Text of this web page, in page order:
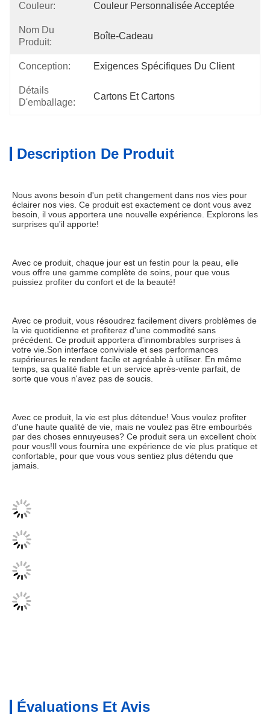
Couleur: Couleur Personnalisée Acceptée
Nom Du
Produit:
Boîte-Cadeau
Conception: Exigences Spécifiques Du Client
Détails
D'emballage:
Cartons Et Cartons
Description De Produit
Nous avons besoin d'un petit changement dans nos vies pour
éclairer nos vies. Ce produit est exactement ce dont vous avez
besoin, il vous apportera une nouvelle expérience. Explorons les
surprises qu'il apporte!
Avec ce produit, chaque jour est un festin pour la peau, elle
vous offre une gamme complète de soins, pour que vous
puissiez profiter du confort et de la beauté!
Avec ce produit, vous résoudrez facilement divers problèmes de
la vie quotidienne et profiterez d'une commodité sans
précédent. Ce produit apportera d'innombrables surprises à
votre vie.Son interface conviviale et ses performances
supérieures le rendent facile et agréable à utiliser. En même
temps, sa qualité fiable et un service après-vente parfait, de
sorte que vous n'avez pas de soucis.
Avec ce produit, la vie est plus détendue! Vous voulez profiter
d'une haute qualité de vie, mais ne voulez pas être embourbés
par des choses ennuyeuses? Ce produit sera un excellent choix
pour vous!Il vous fournira une expérience de vie plus pratique et
confortable, pour que vous vous sentiez plus détendu que
jamais.
Évaluations Et Avis